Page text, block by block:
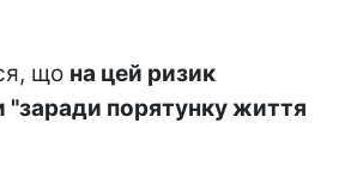
що на цей ризик
"заради порятунку життя